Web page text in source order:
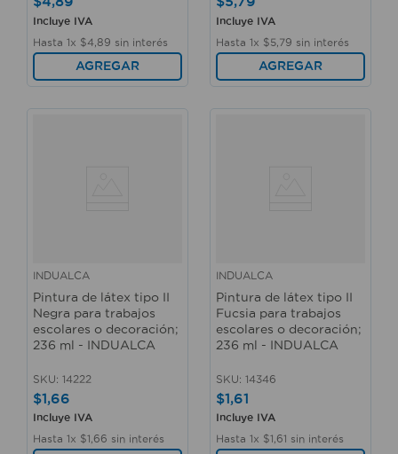
Incluye IVA
Hasta 1x $4 89 sin interés
AGREGAR
Incluye IVA
Hasta 1x $5 79 sin interés
AGREGAR
INDUALCA
Pintura de látex tipo II
Negra para trabajos
escolares o decoración;
236 ml - INDUALCA
SKU: 14222
$1,66
Incluye IVA
Hasta 1x $1 66 sin interés
INDUALCA
Pintura de látex tipo II
Fucsia para trabajos
escolares o decoración;
236 ml - INDUALCA
SKU: 14346
$1,61
Incluye IVA
Hasta 1x $1 61 sin interés